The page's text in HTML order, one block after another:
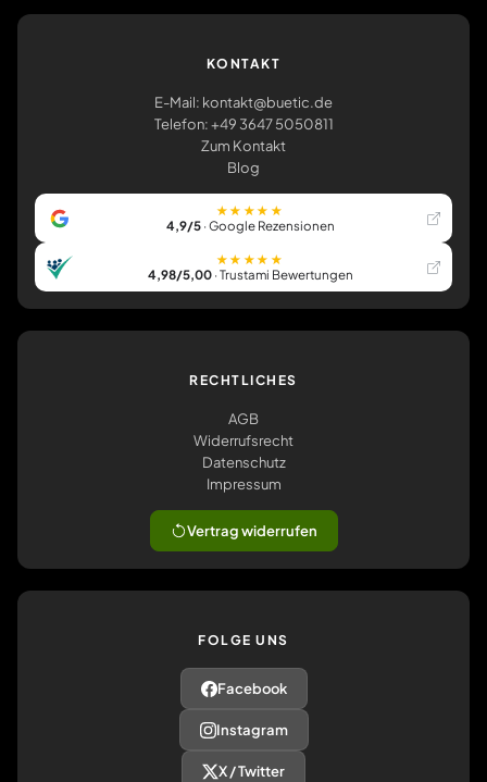
KONTAKT
E-Mail: kontakt@buetic.de
Telefon: +49 3647 5050811
Zum Kontakt
Blog
★★★★★
4,9/5· Google Rezensionen
★★★★★
4,98/5,00· Trustami Bewertungen
RECHTLICHES
AGB
Widerrufsrecht
Datenschutz
Impressum
Vertrag widerrufen
FOLGE UNS
Facebook
Instagram
X / Twitter